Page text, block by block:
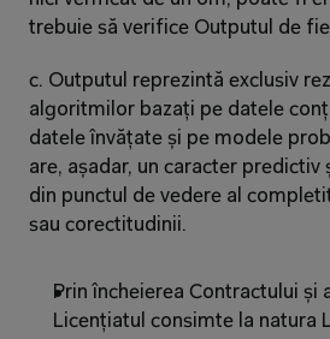
trebuie să verifice Outputul de
c. Outputul reprezintă exclusiv
algoritmilor bazați pe datele
datele învățate și pe modele
are, așadar, un caracter predictiv
din punctul de vedere al
sau corectitudinii.
Prin încheierea Contractului și
Licențiatul consimte la natura